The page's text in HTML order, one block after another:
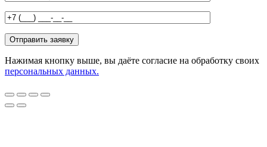
Нажимая кнопку выше, вы даёте согласие на обработку своих
персональных данных.